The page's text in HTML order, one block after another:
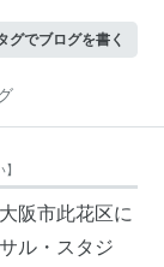
グでブログを書く
】
阪市此花区に
ル・スタジ